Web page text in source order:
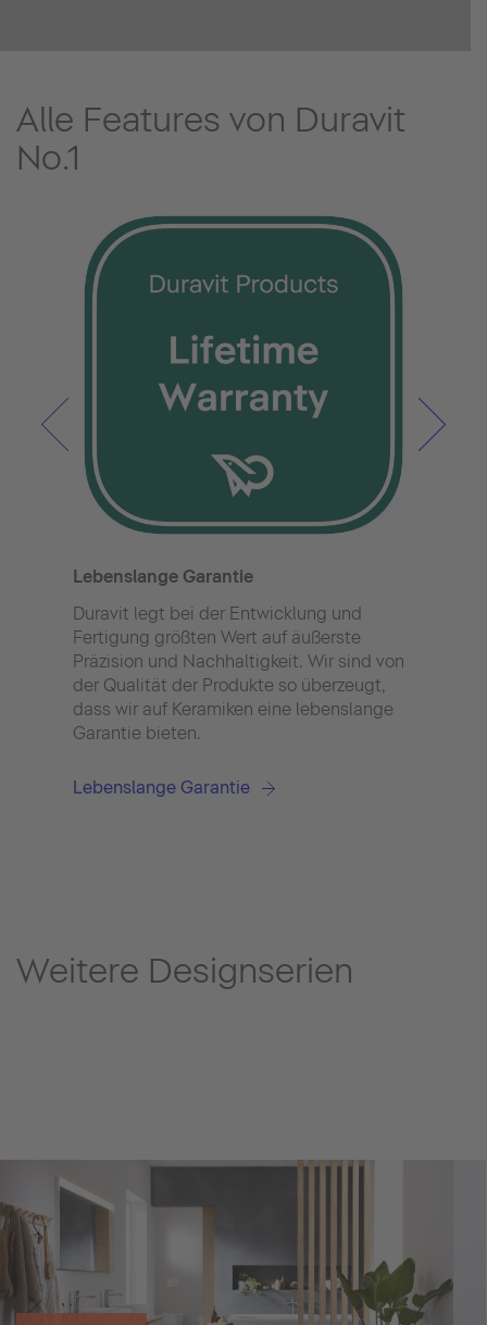
Alle Features von Duravit
No.1
Lebenslange Garantie
Duravit legt bei der Entwicklung und
Fertigung größten Wert auf äußerste
Präzision und Nachhaltigkeit. Wir sind von
der Qualität der Produkte so überzeugt,
dass wir auf Keramiken eine lebenslange
Garantie bieten.
Lebenslange Garantie
Weitere Designserien